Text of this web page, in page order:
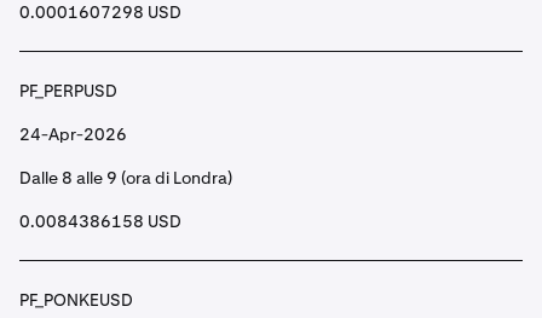
0.0001607298 USD
PF_PERPUSD
24-Apr-2026
Dalle 8 alle 9 (ora di Londra)
0.0084386158 USD
PF_PONKEUSD